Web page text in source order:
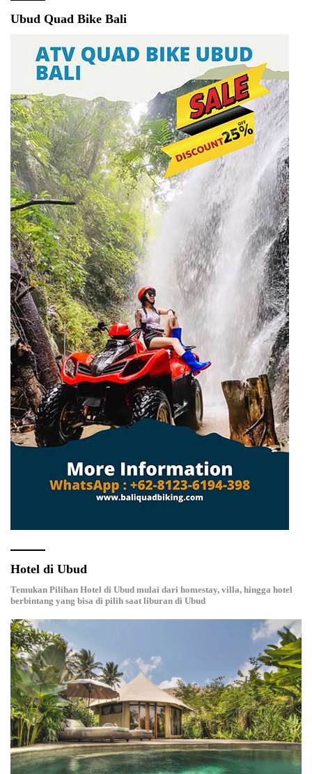
Ubud Quad Bike Bali
Hotel di Ubud
Temukan Pilihan Hotel di Ubud mulai dari homestay, villa, hingga hotel
berbintang yang bisa di pilih saat liburan di Ubud